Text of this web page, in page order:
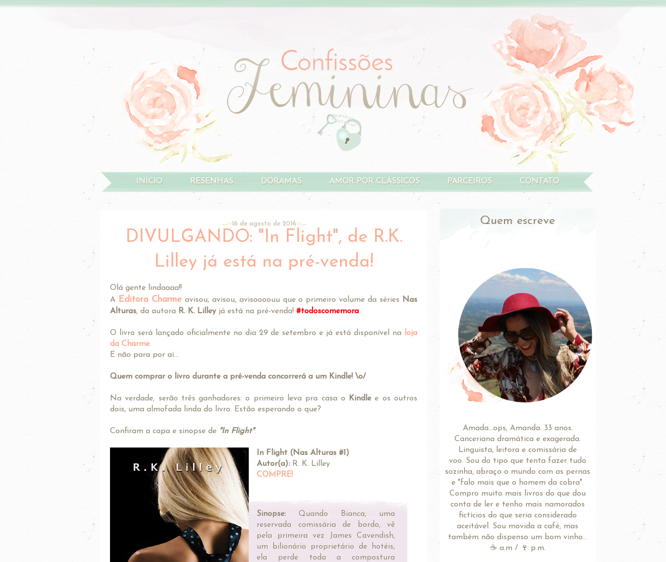
INÍCIO RESENHAS DORAMAS AMOR POR CLÁSSICOS PARCEIROS CONTATO
16 de agosto de 2016
DIVULGANDO: "In Flight", de R.K.
Lilley já está na pré-venda!
Olá gente lindaaaa!!
A
Editora Charmeavisou, avisou, avisoooouu que o primeiro volume da séries
Nas
Alturas, da autora R. K. Lilleyjá está na pré-venda! #todoscomemora
O livro será lançado oficialmente no dia 29 de setembro e já está disponível na
loja
da Charme.
E não para por aí...
Quem comprar o livro durante a pré-venda concorrerá a um Kindle! \o/
Na verdade, serão três ganhadores: o primeiro leva pra casa o Kindlee os outros
dois, uma almofada linda do livro. Estão esperando o que?
Confiram a capa e sinopse de "In Flight":
In Flight (Nas Alturas #1)
Autor(a): R. K. Lilley
COMPRE!
Sinopse: Quando Bianca, uma
reservada comissária de bordo, vê
pela primeira vez James Cavendish,
um bilionário proprietário de hotéis,
ela perde toda a compostura
Quem escreve
Amada...ops, Amanda. 33 anos.
Canceriana dramática e exagerada.
Linguista, leitora e comissária de
voo. Sou do tipo que tenta fazer tudo
sozinha, abraço o mundo com as pernas
e "falo mais que o homem da cobra".
Compro muito mais livros do que dou
conta de ler e tenho mais namorados
fictícios do que seria considerado
aceitável. Sou movida a café, mas
também não dispenso um bom vinho...
☕ a.m / 🍷 p.m.